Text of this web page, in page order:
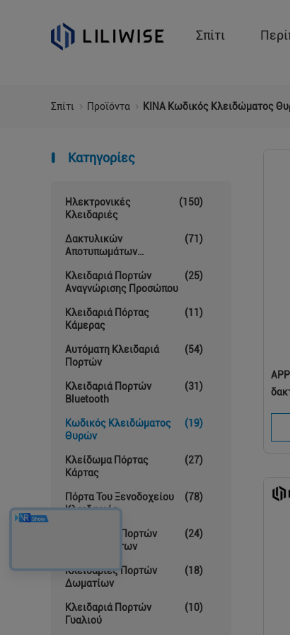
Σπίτι
Σπίτι Προϊόντα ΚΙΝΑ Κωδικός Κλειδώματος
Κατηγορίες
Ηλεκτρονικές
Κλειδαριές
(150)
Δακτυλικών
Αποτυπωμάτων
(71)
Κλειδαριά Πορτών
Αναγνώρισης Προσώπου
(25)
Κλειδαριά Πόρτας
Κάμερας
(11)
Αυτόματη Κλειδαριά
Πορτών
(54)
Κλειδαριά Πορτών
Bluetooth
(31)
Κωδικός Κλειδώματος
Θυρών
(19)
Κλείδωμα Πόρτας
Κάρτας
(27)
Πόρτα Του Ξενοδοχείου
Κλειδαριές
(78)
Κλειδαριές Πορτών
Διαμερισμάτων
(24)
Κλειδαριές Πορτών
Δωματίων
(18)
Κλειδαριά Πορτών
Γυαλιού
(10)